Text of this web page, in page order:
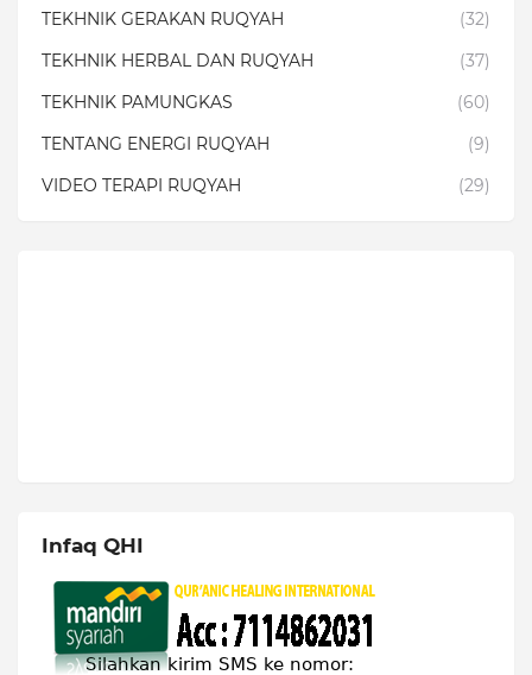
TEKHNIK GERAKAN RUQYAH
(32)
TEKHNIK HERBAL DAN RUQYAH
(37)
TEKHNIK PAMUNGKAS
(60)
TENTANG ENERGI RUQYAH
(9)
VIDEO TERAPI RUQYAH
(29)
Infaq QHI